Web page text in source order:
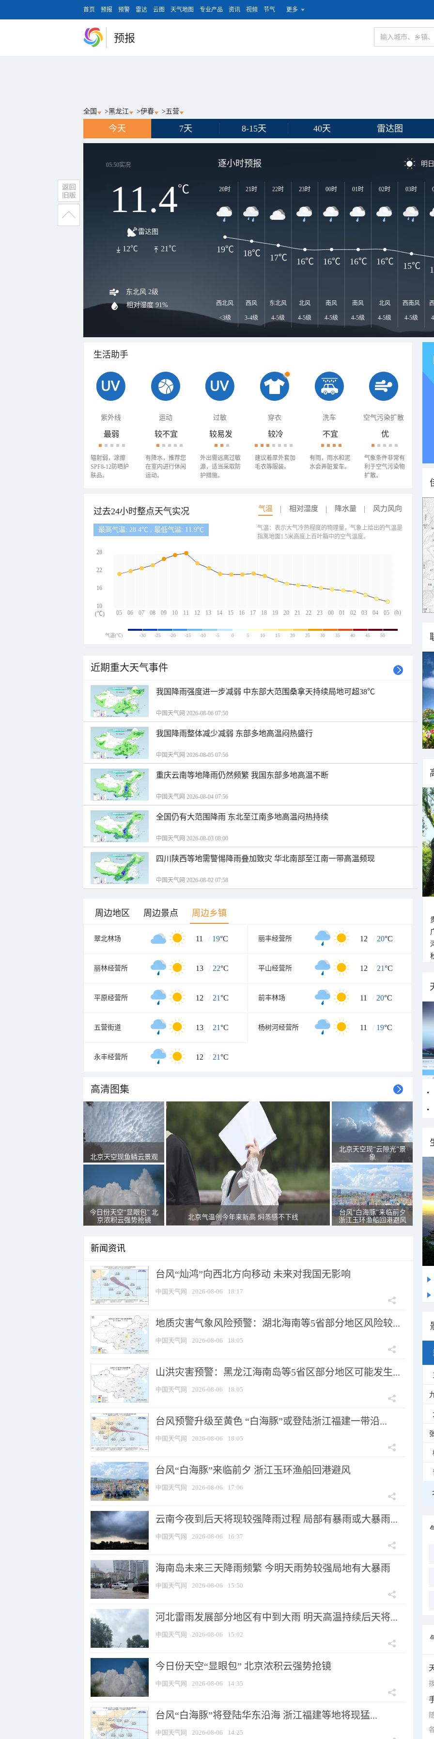
首页 预报 预警 雷达 云图 天气地图 专业产品 资讯 视频 节气 更多
预报
全国 >黑龙江 >伊春 >五营
今天 7天 8-15天 40天 雷达图
05:50实况
11.4℃
雷达图
21℃
12℃
东北风 2级
相对湿度 91%
逐小时预报 明
20时
西北风
<3级
21时
西风
3-4级
22时
东北风
4-5级
23时
北风
4-5级
00时
南风
4-5级
01时
南风
4-5级
02时
北风
4-5级
03时
西南风
4-5级
19℃ 18℃ 17℃ 16℃ 16℃ 16℃ 16℃ 15℃
生活助手
紫外线 运动 过敏 穿衣 洗车 空气污染扩散
最弱
辐射弱，涂擦
SPF8-12防晒护
肤品。
较不宜
有降水，推荐您
在室内进行休闲
运动。
较易发
外出需远离过敏
源，适当采取防
护措施。
较冷
建议着厚外套加
毛衣等服装。
不宜
有雨，雨水和泥
水会弄脏爱车。
优
气象条件非常有
利于空气污染物
扩散。
过去24小时整点天气实况 气温 相对湿度 降水量 风力风向
最高气温: 28.4℃ , 最低气温: 11.9℃
05 06 07 08 09 10 11 12 13 14 15 16 17 18 19 20 21 22 23 00 01 02 03 04 05
28
22
16
10
(h)
(℃)
气温：表示大气冷热程度的物理量，气象上给出的气温是
指离地面1.5米高度上百叶箱中的空气温度。
气温(℃) -30 -25 -20 -15 -10 -5 0 5 10 15 20 25 30 35 40 45 50
近期重大天气事件
我国降雨强度进一步减弱 中东部大范围桑拿天持续局地可超38℃
中国天气网 2026-08-06 07:50
我国降雨整体减少减弱 东部多地高温闷热盛行
中国天气网 2026-08-05 07:56
重庆云南等地降雨仍然频繁 我国东部多地高温不断
中国天气网 2026-08-04 07:56
全国仍有大范围降雨 东北至江南多地高温闷热持续
中国天气网 2026-08-03 08:00
四川陕西等地需警惕降雨叠加致灾 华北南部至江南一带高温频现
中国天气网 2026-08-02 07:58
周边地区 周边景点 周边乡镇
翠北林场 11 / 19°C 丽丰经营所 12 / 20°C
丽林经营所 13 / 22°C 平山经营所 12 / 21°C
平原经营所 12 / 21°C 前丰林场 11 / 20°C
五营街道 13 / 21°C 杨树河经营所 11 / 19°C
永丰经营所 12 / 21°C
高清图集
北京天空现鱼鳞云景观
今日份天空“显眼包” 北
京浓积云强势抢镜
北京气温创今年来新高 焖蒸感不下线
北京天空现“云隙光”景
象
台风“白海豚”来临前夕
浙江玉环渔船回港避风
新闻资讯
台风“灿鸿”向西北方向移动 未来对我国无影响
中国天气网 2026-08-06 18:17
地质灾害气象风险预警：湖北海南等5省部分地区风险较...
中国天气网 2026-08-06 18:05
山洪灾害预警：黑龙江海南岛等5省区部分地区可能发生...
中国天气网 2026-08-06 18:05
台风预警升级至黄色 “白海豚”或登陆浙江福建一带沿...
中国天气网 2026-08-06 18:05
台风“白海豚”来临前夕 浙江玉环渔船回港避风
中国天气网 2026-08-06 17:06
云南今夜到后天将现较强降雨过程 局部有暴雨或大暴雨...
中国天气网 2026-08-06 16:37
海南岛未来三天降雨频繁 今明天雨势较强局地有大暴雨
中国天气网 2026-08-06 15:50
河北雷雨发展部分地区有中到大雨 明天高温持续后天将...
中国天气网 2026-08-06 15:02
今日份天空“显眼包” 北京浓积云强势抢镜
中国天气网 2026-08-06 14:35
台风“白海豚”将登陆华东沿海 浙江福建等地将现猛...
中国天气网 2026-08-06 14:25